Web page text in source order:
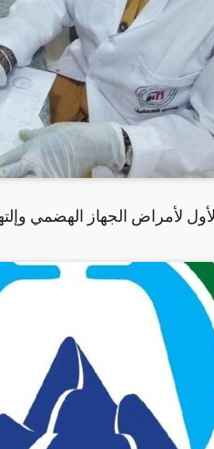
لأمراض الجهاز الهضمي